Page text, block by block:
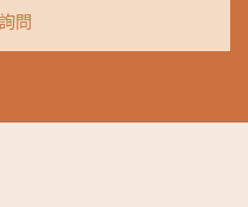
問